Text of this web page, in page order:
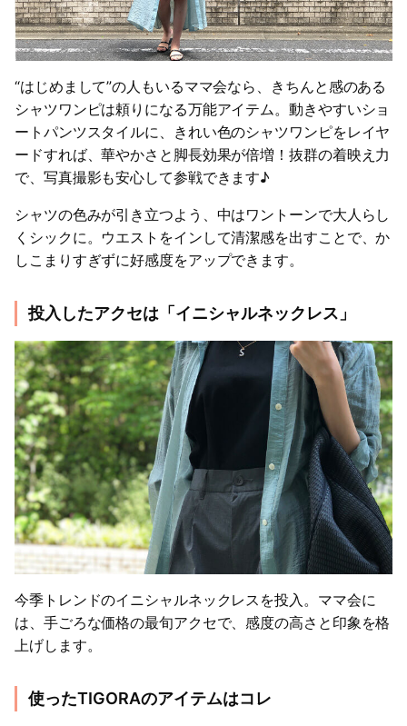
“はじめまして”の人もいるママ会なら、きちんと感のある
シャツワンピは頼りになる万能アイテム。動きやすいショ
ートパンツスタイルに、きれい色のシャツワンピをレイヤ
ードすれば、華やかさと脚長効果が倍増！抜群の着映え力
で、写真撮影も安心して参戦できます♪
シャツの色みが引き立つよう、中はワントーンで大人らし
くシックに。ウエストをインして清潔感を出すことで、か
しこまりすぎずに好感度をアップできます。
投入したアクセは「イニシャルネックレス」
今季トレンドのイニシャルネックレスを投入。ママ会に
は、手ごろな価格の最旬アクセで、感度の高さと印象を格
上げします。
使ったTIGORAのアイテムはコレ